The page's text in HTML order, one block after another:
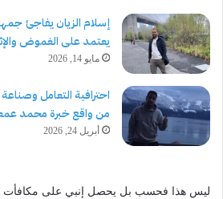
إسلام الزيان يفاجئ
يعتمد على الغموض
مايو 14, 2026
احترافية التعامل
من واقع خبرة محمد
أبريل 24, 2026
ليس هذا فحسب بل يحصل إنبي على مكافأت